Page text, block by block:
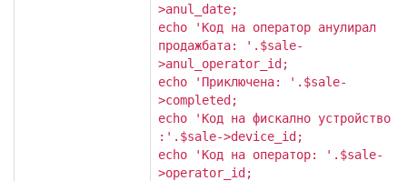
>anul_date;
echo 'Код на оператор анулирал
продажбата: '.$sale-
>anul_operator_id;
echo 'Приключена: '.$sale-
>completed;
echo 'Код на фискално устройство
:'.$sale->device_id;
echo 'Код на оператор: '.$sale-
>operator_id;